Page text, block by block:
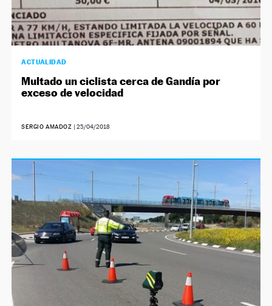
ACTUALIDAD
Multado un ciclista cerca de Gandía por
exceso de velocidad
SERGIO AMADOZ | 25/04/2018